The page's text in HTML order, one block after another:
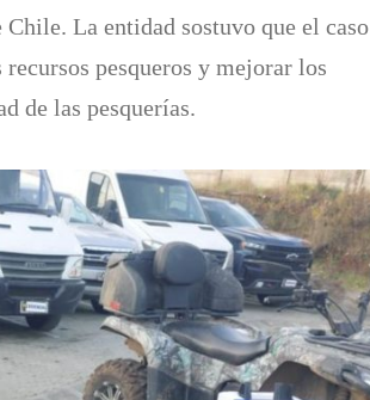
La entidad sostuvo que el caso
pesqueros y mejorar los
de las pesquerías.